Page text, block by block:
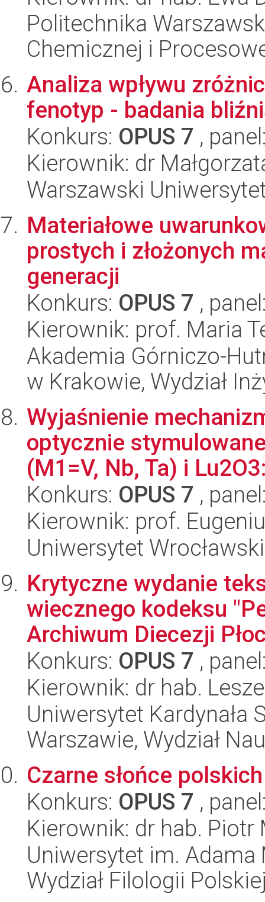
Politechnika
Chemicznej i
Analiza wpływu
fenotyp - badania
Konkurs: OPUS 7 ,
Kierownik: dr
Warszawski
Materiałowe
prostych i złożonych
generacji
Konkurs: OPUS 7 ,
Kierownik: prof. Maria
Akademia Górniczo-
w Krakowie, Wydział
Wyjaśnienie
optycznie
(M1=V, Nb, Ta) i
Konkurs: OPUS 7 ,
Kierownik: prof.
Uniwersytet
Krytyczne wydanie
wiecznego kodeksu
Archiwum Diecezji
Konkurs: OPUS 7 ,
Kierownik: dr hab.
Uniwersytet Kardynała
Warszawie, Wydział
Czarne słońce
Konkurs: OPUS 7 ,
Kierownik: dr hab. Piotr
Uniwersytet im.
Wydział Filologii